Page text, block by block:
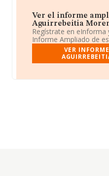
Ver el informe
Aguirrebeitia
Regístrate en eInforma
Informe Ampliado de
VER